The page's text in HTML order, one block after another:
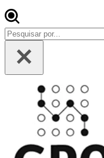
Pesquisar
por...